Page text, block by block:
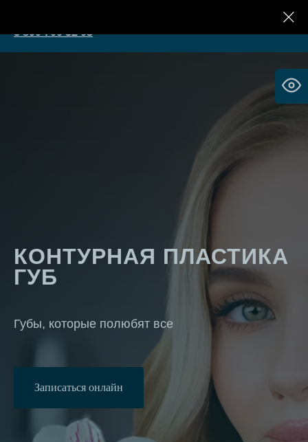
8 800 700 32 03
КОНТУРНАЯ ПЛАСТИКА
ГУБ
Губы, которые полюбят все
Записаться онлайн